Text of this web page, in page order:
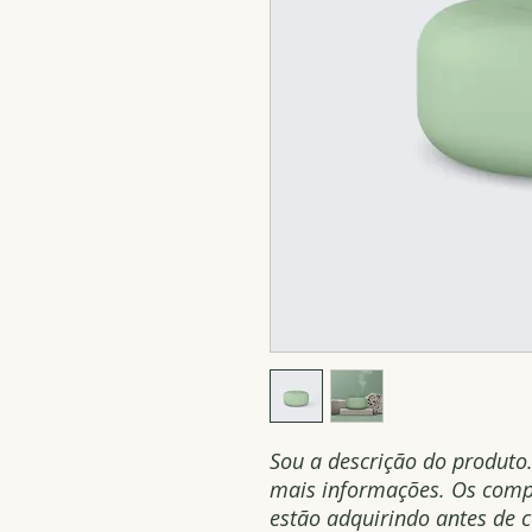
Sou a descrição do
mais informações. Os
estão adquirindo antes de